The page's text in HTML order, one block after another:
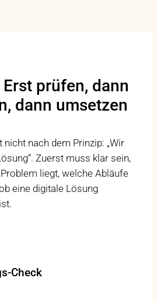
prüfen, dann
dann umsetzen
nach dem Prinzip: „Wir
Zuerst muss klar sein,
liegt, welche Abläufe
eine digitale Lösung
Check